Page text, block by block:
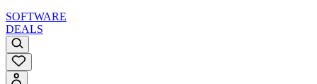
SOFTWARE
DEALS